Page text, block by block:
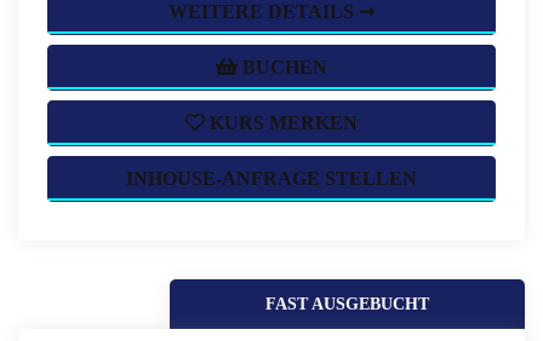
WEITERE DETAILS ➞
BUCHEN
KURS MERKEN
INHOUSE-ANFRAGE STELLEN
FAST AUSGEBUCHT